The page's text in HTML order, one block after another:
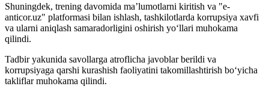
Shuningdek, trening davomida ma’lumotlarni kiritish va "e-
anticor.uz" platformasi bilan ishlash, tashkilotlarda korrupsiya xavfi
va ularni aniqlash samaradorligini oshirish yo‘llari muhokama
qilindi.
Tadbir yakunida savollarga atroflicha javoblar berildi va
korrupsiyaga qarshi kurashish faoliyatini takomillashtirish bo‘yicha
takliflar muhokama qilindi.